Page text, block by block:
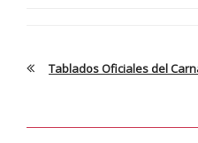
Tablados Oficiales del